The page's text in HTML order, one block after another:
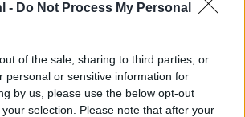
- Do Not Process My Personal
of the sale, sharing to third parties, or
personal or sensitive information for
by us, please use the below opt-out
selection. Please note that after your
Tygo Land opnieuw voor de lange